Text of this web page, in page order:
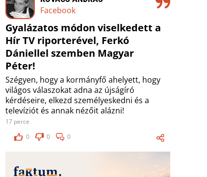
Facebook
Gyalázatos módon viselkedett a
Hír TV riporterével, Ferkó
Dániellel szemben Magyar
Péter!
Szégyen, hogy a kormányfő ahelyett, hogy
világos válaszokat adna az újságíró
kérdéseire, elkezd személyeskedni és a
televíziót és annak nézőit alázni!
17 perce
0
0 0